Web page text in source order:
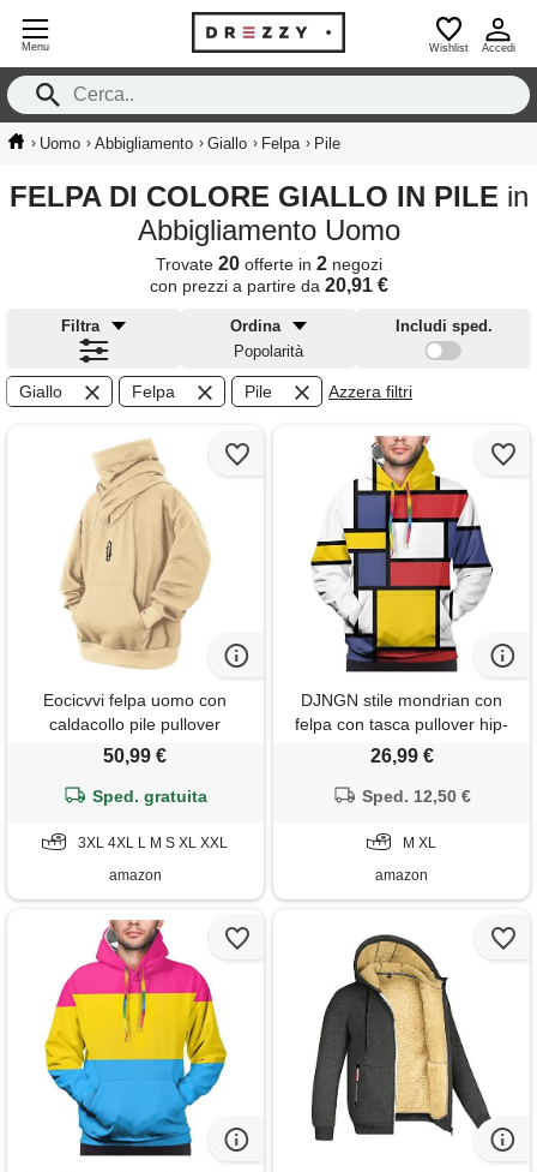
Menu Wishlist Accedi
› Uomo › Abbigliamento › Giallo › Felpa › Pile
FELPA DI COLORE GIALLO IN PILE in
Abbigliamento Uomo
Trovate 20offerte in 2negozi
con prezzi a partire da 20,91 €
Filtra
Ordina
Popolarità
Includi sped.
Giallo Felpa Pile Azzera filtri
Eocicvvi felpa uomo con
caldacollo pile pullover
invernale calda hoodie
50,99 €
Sped. gratuita
3XL 4XL L M S XL XXL
amazon
DJNGN stile mondrian con
felpa con tasca pullover hip-
hop leggero da uomo
26,99 €
Sped. 12,50 €
M XL
amazon